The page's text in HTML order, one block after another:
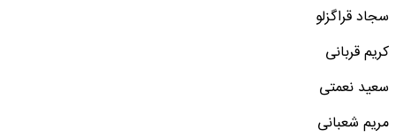
سجاد قراگزلو
کریم قربانی
سعید نعمتی
مریم شعبانی